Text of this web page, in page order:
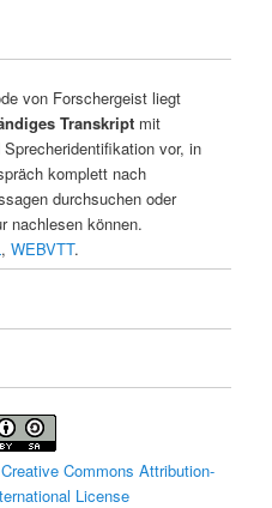
von Forschergeist liegt
Transkriptmit
vor, in
komplett nach
durchsuchen oder
nachlesen können.
, WEBVTT.
Creative Commons Attribution-
License